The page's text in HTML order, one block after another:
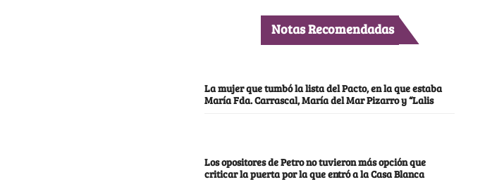
Notas Recomendadas
La mujer que tumbó la lista del Pacto, en la que estaba
María Fda. Carrascal, María del Mar Pizarro y “Lalis
Los opositores de Petro no tuvieron más opción que
criticar la puerta por la que entró a la Casa Blanca